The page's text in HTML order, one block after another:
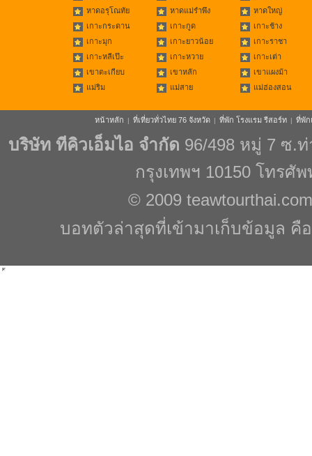
หาดอรุโณทัย
หาดแม่รำพึง
หาดใหญ่
เกาะกระดาน
เกาะกูด
เกาะช้าง
เกาะมุก
เกาะยาวน้อย
เกาะราชา
เกาะหลีเป๊ะ
เกาะหวาย
เกาะเต่า
เขาตะเกียบ
เขาหลัก
เขาแผงม้า
แม่ริม
แม่สาย แม่ฮ่องสอน
หน้าหลัก | ที่เที่ยวทั่วไทย 76 จังหวัด | ที่พัก โรงแรม รีสอร์ท | ที่พัก
บริษัท ทีคิวเอ็มไอ จำกัด 96/498 หมู่ 7 ซ.
กรุงเทพฯ 10150 โทรศั
© 2009 teawtourthai.com
บอทตัวล่าสุดที่เข้ามาเก็บข้อมูล คือ